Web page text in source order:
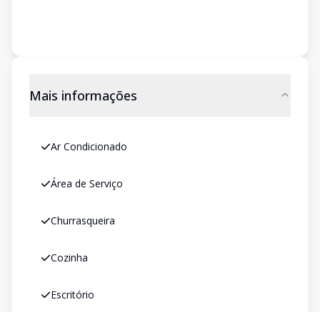
Mais informações
Ar Condicionado
Área de Serviço
Churrasqueira
Cozinha
Escritório